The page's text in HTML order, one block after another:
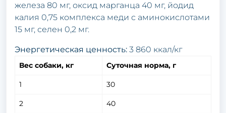
железа 80 мг, оксид марганца 40 мг, йодид
калия 0,75 комплекса меди с аминокислотами
15 мг, селен 0,2 мг.
Энергетическая ценность: 3 860 ккал/кг
Вес собаки, кг Суточная норма, г
1 30
2 40